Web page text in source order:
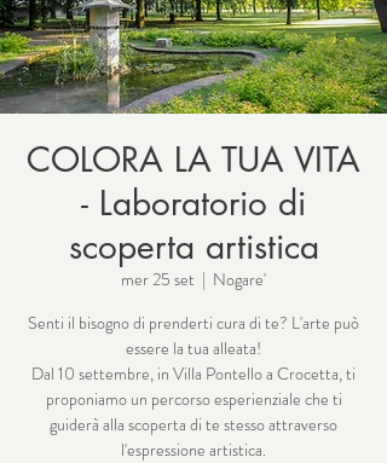
COLORA LA TUA VITA
- Laboratorio di
scoperta artistica
mer 25 set
  |
Nogare'
Senti il bisogno di prenderti cura di te? L'arte può
essere la tua alleata!
Dal 10 settembre, in Villa Pontello a Crocetta, ti
proponiamo un percorso esperienziale che ti
guiderà alla scoperta di te stesso attraverso
l'espressione artistica.